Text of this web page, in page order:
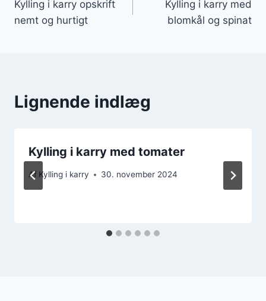
Kylling i karry opskrift
nemt og hurtigt
Kylling i karry med
blomkål og spinat
Lignende indlæg
Kylling i karry med tomater
Af Kylling i karry 30. november 2024